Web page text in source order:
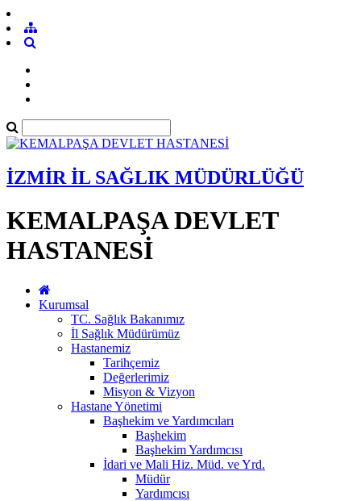
İZMİR İL SAĞLIK MÜDÜRLÜĞÜ
KEMALPAŞA DEVLET
HASTANESİ
Kurumsal
TC. Sağlık Bakanımız
İl Sağlık Müdürümüz
Hastanemiz
Tarihçemiz
Değerlerimiz
Misyon & Vizyon
Hastane Yönetimi
Başhekim ve Yardımcıları
Başhekim
Başhekim Yardımcısı
İdari ve Mali Hiz. Müd. ve Yrd.
Müdür
Yardımcısı